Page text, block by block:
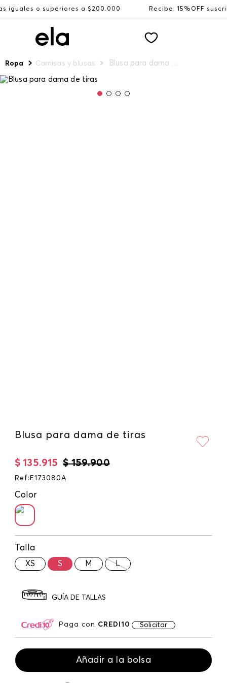
a $200.000 Recibe: 15%OFF suscribiéndote a
Ropa Camisas y blusas Blusa para dama de tiras
Blusa para dama de tiras
$ 159.900
$ 135.915
Ref : E173080A
Color
Talla
XS S M L
GUÍA DE TALLAS
Paga con CREDI10 Solicitar
Añadir a la bolsa